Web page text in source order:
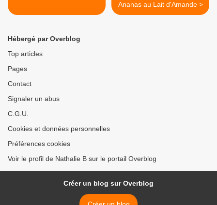
Ananas au Lait d'Amande >
Hébergé par Overblog
Top articles
Pages
Contact
Signaler un abus
C.G.U.
Cookies et données personnelles
Préférences cookies
Voir le profil de Nathalie B sur le portail Overblog
Créer un blog sur Overblog